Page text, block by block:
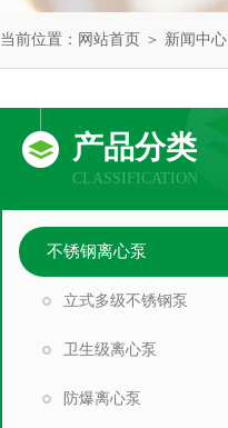
当前位置： 网站首页 ＞ 新闻中心
产品分类
CLASSIFICATION
不锈钢离心泵
立式多级不锈钢泵
卫生级离心泵
防爆离心泵